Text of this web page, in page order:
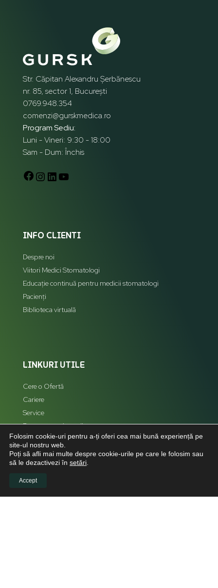
Str. Căpitan Alexandru Șerbănescu
nr. 85, sector 1, București
0769.948.354
comenzi@gurskmedica.ro
Program Sediu:
Luni - Vineri: 9:30 - 18:00
Sam - Dum: Închis
INFO CLIENTI
Despre noi
Viitori Medici Stomatologi
Educație continuă pentru medicii stomatologi
Pacienți
Biblioteca virtuală
LINKURI UTILE
Cere o Ofertă
Cariere
Service
Reprezentanți zonali
Hartă Site
LEGAL
Folosim cookie-uri pentru a-ți oferi cea mai bună experiență pe
site-ul nostru web.
Poți să afli mai multe despre cookie-urile pe care le folosim sau
să le dezactivezi în setări
Accept